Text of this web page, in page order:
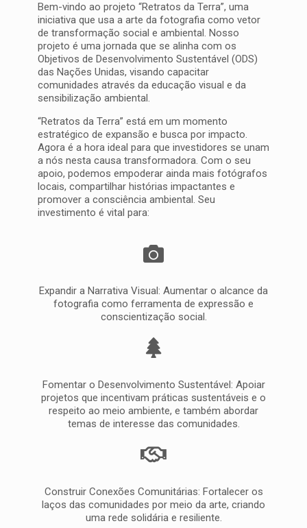
Bem-vindo ao projeto “Retratos da Terra”, uma
iniciativa que usa a arte da fotografia como vetor
de transformação social e ambiental. Nosso
projeto é uma jornada que se alinha com os
Objetivos de Desenvolvimento Sustentável (ODS)
das Nações Unidas, visando capacitar
comunidades através da educação visual e da
sensibilização ambiental.
“Retratos da Terra” está em um momento
estratégico de expansão e busca por impacto.
Agora é a hora ideal para que investidores se unam
a nós nesta causa transformadora. Com o seu
apoio, podemos empoderar ainda mais fotógrafos
locais, compartilhar histórias impactantes e
promover a consciência ambiental. Seu
investimento é vital para:
Expandir a Narrativa Visual: Aumentar o alcance da
fotografia como ferramenta de expressão e
conscientização social.
Fomentar o Desenvolvimento Sustentável: Apoiar
projetos que incentivam práticas sustentáveis e o
respeito ao meio ambiente, e também abordar
temas de interesse das comunidades.
Construir Conexões Comunitárias: Fortalecer os
laços das comunidades por meio da arte, criando
uma rede solidária e resiliente.